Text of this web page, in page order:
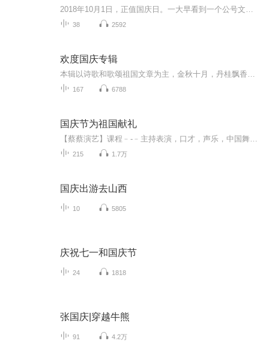
38 2592
欢度国庆专辑
167 6788
国庆节为祖国献礼
215 1.7万
国庆出游去山西
10 5805
庆祝七一和国庆节
24 1818
张国庆|穿越牛熊
91 4.2万